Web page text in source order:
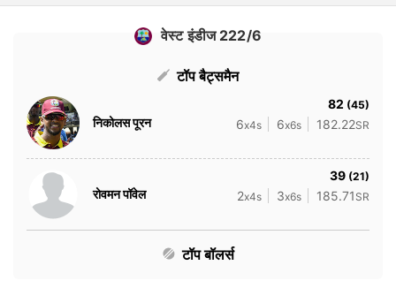
वेस्ट इंडीज 222/6
टॉप बैट्समैन
निकोलस पूरन
82 (45)
6x4s 6x6s 182.22SR
रोवमन पॉवेल
39 (21)
2x4s 3x6s 185.71 SR
टॉप बॉलर्स